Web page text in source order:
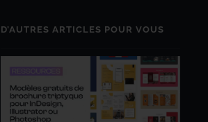
D’AUTRES ARTICLES POUR VOUS